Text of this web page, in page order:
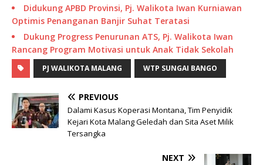
Didukung APBD Provinsi, Pj. Walikota Iwan Kurniawan
Optimis Penanganan Banjir Suhat Teratasi
Dukung Progress Penurunan ATS, Pj. Walikota Iwan
Rancang Program Motivasi untuk Anak Tidak Sekolah
PJ WALIKOTA MALANG WTP SUNGAI BANGO
PREVIOUS
Dalami Kasus Koperasi Montana, Tim Penyidik
Kejari Kota Malang Geledah dan Sita Aset Milik
Tersangka
NEXT